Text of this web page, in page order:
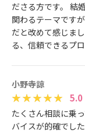
ださる方です。 結
関わるテーマです
だと改めて感じま
る、信頼できるプ
小野寺諒
5.0
たくさん相談に乗
バイスが的確でした